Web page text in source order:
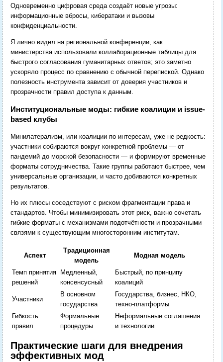
Одновременно цифровая среда создаёт новые угрозы:
информационные вбросы, кибератаки и вызовы
конфиденциальности.
Я лично видел на региональной конференции, как
министерства использовали коллаборационные таблицы для
быстрого согласования гуманитарных ответов; это заметно
ускоряло процесс по сравнению с обычной перепиской. Однако
полезность инструмента зависит от доверия участников и
прозрачности правил доступа к данным.
Институциональные моды: гибкие коалиции и issue-
based клубы
Минилатерализм, или коалиции по интересам, уже не редкость:
участники собираются вокруг конкретной проблемы — от
пандемий до морской безопасности — и формируют временные
форматы сотрудничества. Такие группы работают быстрее, чем
универсальные организации, и часто добиваются конкретных
результатов.
Но их плюсы соседствуют с риском фрагментации права и
стандартов. Чтобы минимизировать этот риск, важно сочетать
гибкие форматы с механизмами подотчётности и прозрачными
связями к существующим многосторонним институтам.
Аспект
Традиционная
модель
Модная модель
Темп принятия
решений
Медленный,
консенсусный
Быстрый, по принципу
коалиций
Участники
В основном
государства
Государства, бизнес, НКО,
техно‑платформы
Гибкость
правил
Формальные
процедуры
Неформальные соглашения
и технологии
Практические шаги для внедрения
эффективных мод